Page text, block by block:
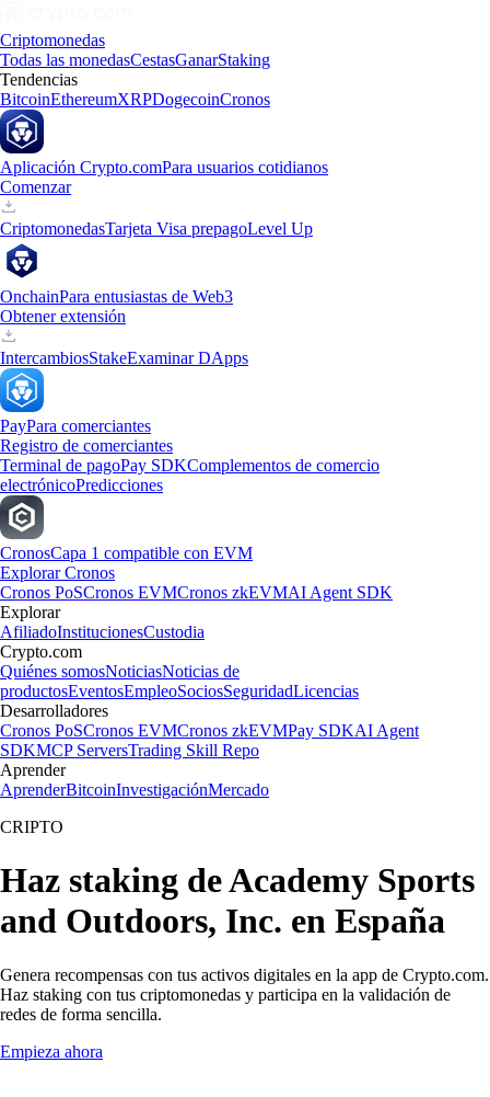
Criptomonedas
Todas las monedasCestasGanarStaking
Tendencias
BitcoinEthereumXRPDogecoinCronos
Aplicación Crypto.comPara usuarios cotidianos
Comenzar
CriptomonedasTarjeta Visa prepagoLevel Up
OnchainPara entusiastas de Web3
Obtener extensión
IntercambiosStakeExaminar DApps
PayPara comerciantes
Registro de comerciantes
Terminal de pagoPay SDKComplementos de comercio
electrónicoPredicciones
CronosCapa 1 compatible con EVM
Explorar Cronos
Cronos PoSCronos EVMCronos zkEVMAI Agent SDK
Explorar
AfiliadoInstitucionesCustodia
Crypto.com
Quiénes somosNoticiasNoticias de
productosEventosEmpleoSociosSeguridadLicencias
Desarrolladores
Cronos PoSCronos EVMCronos zkEVMPay SDKAI Agent
SDKMCP ServersTrading Skill Repo
Aprender
AprenderBitcoinInvestigaciónMercado
CRIPTO
Haz staking de Academy Sports
and Outdoors, Inc. en España
Genera recompensas con tus activos digitales en la app de Crypto.com.
Haz staking con tus criptomonedas y participa en la validación de
redes de forma sencilla.
Empieza ahora